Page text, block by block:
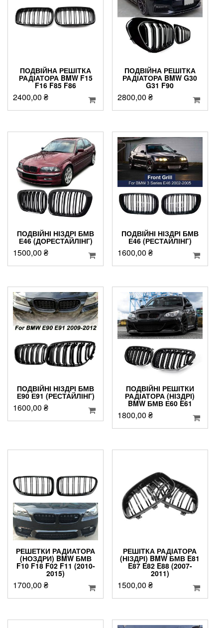
ПОДВІЙНА РЕШІТКА
РАДІАТОРА BMW F15
F16 F85 F86
2400,00 ₴
ПОДВІЙНА РЕШІТКА
РАДІАТОРА BMW G30
G31 F90
2800,00 ₴
ПОДВІЙНІ НІЗДРІ БМВ
Е46 (ДОРЕСТАЙЛІНГ)
1500,00 ₴
ПОДВІЙНІ НІЗДРІ БМВ
Е46 (РЕСТАЙЛІНГ)
1600,00 ₴
ПОДВІЙНІ НІЗДРІ БМВ
Е90 Е91 (РЕСТАЙЛІНГ)
1600,00 ₴
ПОДВІЙНІ РЕШІТКИ
РАДІАТОРА (НІЗДРІ)
BMW БМВ Е60 E61
1800,00 ₴
РЕШЕТКИ РАДИАТОРА
(НОЗДРИ) BMW БМВ
F10 F18 F02 F11 (2010-
2015)
1700,00 ₴
РЕШІТКА РАДІАТОРА
(НІЗДРІ) BMW БМВ E81
E87 E82 E88 (2007-
2011)
1500,00 ₴